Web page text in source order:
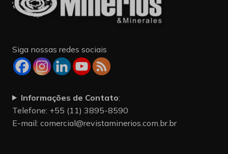
Siga nossas redes sociais
Informações de Contato:
Telefone: +55 (11) 3895-8590
E-mail: comercial@revistaminerios.com.br.br